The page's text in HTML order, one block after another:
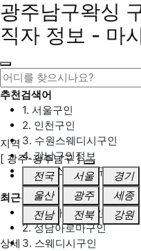
광주남구왁싱
직자 정보 - 마
추천검색어
1. 서울구인
2. 인천구인
3. 수원스웨디시구인
4. 강남구인정보
5. 동탄스웨디시구인
최근검색어
1. 일산마사지구인
2. 성남아로마구인
3. 스웨디시구인
지역
[ 광주-광주남구 ]
전국
서울 경기
울산
광주 세종
전남
전북 강원
상세